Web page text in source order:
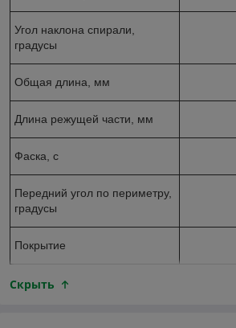
Угол наклона спирали,
градусы
Общая длина, мм
Длина режущей части, мм
Фаска, с
Передний угол по периметру,
градусы
Покрытие
Скрыть